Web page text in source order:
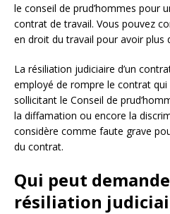
le conseil de prud’hommes pour
contrat de travail. Vous pouvez
en droit du travail pour avoir plus
La résiliation judiciaire d’un
employé de rompre le contrat
sollicitant le Conseil de
la diffamation ou encore la
considère comme faute grave
du contrat.
Qui peut
résiliation